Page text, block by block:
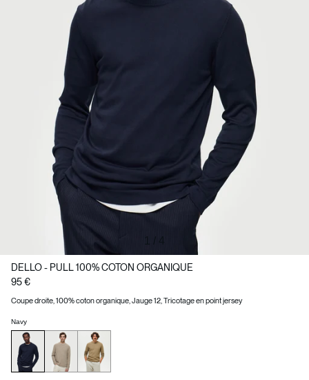
/
DELLO - PULL 100% COTON ORGANIQUE
95 €
Coupe droite, 100% coton organique, Jauge 12, Tricotage en point jersey
Navy